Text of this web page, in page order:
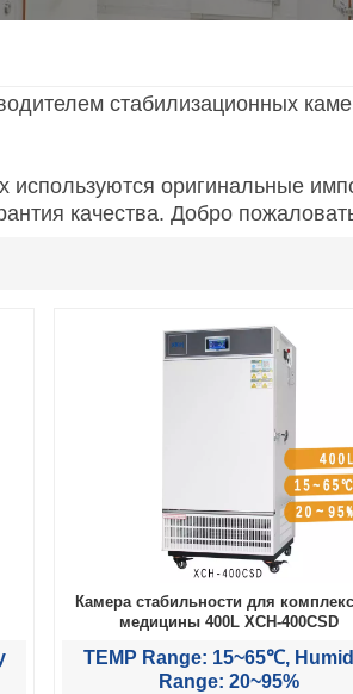
стабилизационных
используются оригинальные
качества. Добро
Камера стабильности для
медицины 400L XCH-400CSD
TEMP Range: 15~65℃,
Range: 20~95%